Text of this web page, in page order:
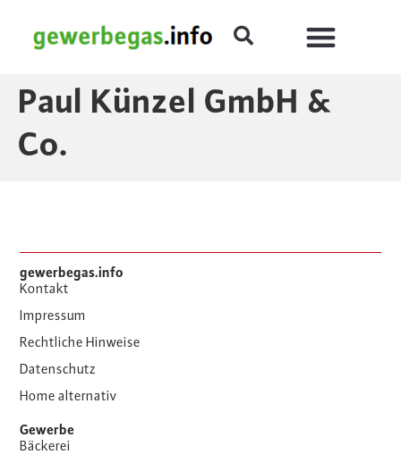
Paul Künzel GmbH &
Co.
gewerbegas.info
Kontakt
Impressum
Rechtliche Hinweise
Datenschutz
Home alternativ
Gewerbe
Bäckerei